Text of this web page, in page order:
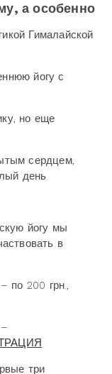
а особенно
Гималайской
йогу с
но еще
сердцем,
день
йогу мы
в
по 200 грн.,
три